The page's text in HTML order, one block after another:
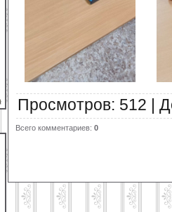
Просмотров: 512
Всего комментариев: 0